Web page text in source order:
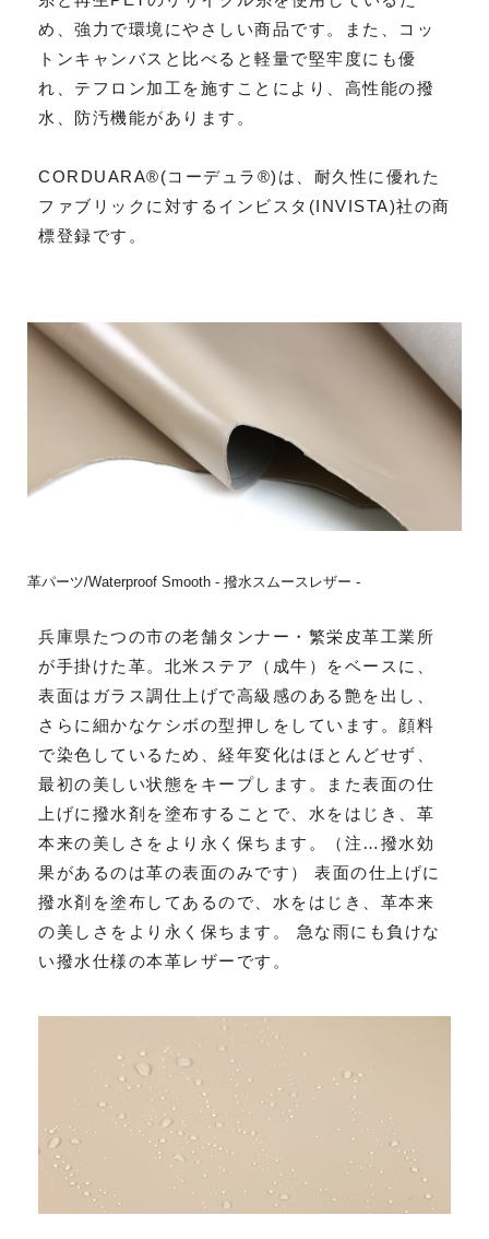
め、強力で環境にやさしい商品です。また、コッ
トンキャンバスと比べると軽量で堅牢度にも優
れ、テフロン加工を施すことにより、高性能の撥
水、防汚機能があります。
CORDUARA®(コーデュラ®)は、耐久性に優れた
ファブリックに対するインビスタ(INVISTA)社の商
標登録です。
革パーツ/Waterproof Smooth - 撥水スムースレザー -
兵庫県たつの市の老舗タンナー・繁栄皮革工業所
が手掛けた革。北米ステア（成牛）をベースに、
表面はガラス調仕上げで高級感のある艶を出し、
さらに細かなケシボの型押しをしています。顔料
で染色しているため、経年変化はほとんどせず、
最初の美しい状態をキープします。また表面の仕
上げに撥水剤を塗布することで、水をはじき、革
本来の美しさをより永く保ちます。（注…撥水効
果があるのは革の表面のみです） 表面の仕上げに
撥水剤を塗布してあるので、水をはじき、革本来
の美しさをより永く保ちます。 急な雨にも負けな
い撥水仕様の本革レザーです。